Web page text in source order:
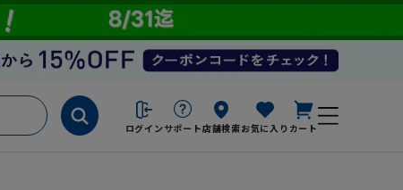
ログイン サポート店舗検索お気に入り カート